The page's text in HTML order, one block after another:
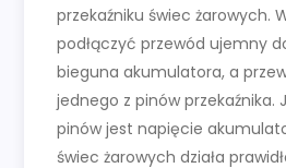
przekaźniku świec żarowych.
podłączyć przewód ujemny
bieguna akumulatora, a
jednego z pinów przekaźnika.
pinów jest napięcie
świec żarowych działa